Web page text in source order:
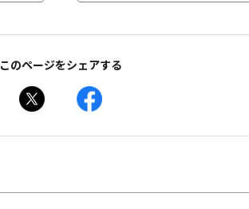
このページをシェアする